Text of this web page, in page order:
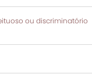
ou discriminatório